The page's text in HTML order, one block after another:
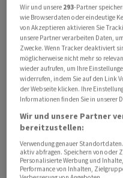
Dass die Aktie zeitweise
Franken zulegt, dürfte
Ausblick geschuldet
15 PRozent auf 2,24
Fürs laufende Quartal
von einem Umsatz
bei einer operativen
Prozent aus. Das
Schlussquartal letzten
Allerdings waren
deutlicheren
Wir und unsere 293-Partner
wie Browserdaten oder eindeutige
von Akzeptieren aktivieren Sie
unsere Partner verarbeiten Daten,
Zwecke. Wenn Tracker deaktiviert
möglicherweise nicht mehr so
wieder aufrufen, um Ihre
widerrufen, indem Sie auf den Link
der Webseite klicken. Ihre
Informationen finden Sie in unserer
Wir und unsere Partner
bereitzustellen:
Verwendung genauer
aktiv abfragen. Speichern von oder
Personalisierte Werbung und
Performance von Inhalten,